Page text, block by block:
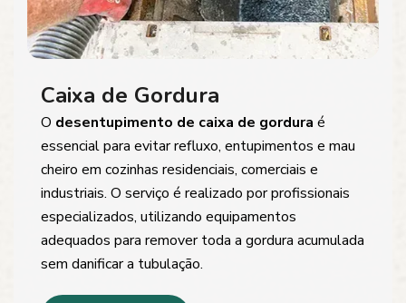
Caixa de Gordura
O desentupimento de caixa de gordura é
essencial para evitar refluxo, entupimentos e mau
cheiro em cozinhas residenciais, comerciais e
industriais. O serviço é realizado por profissionais
especializados, utilizando equipamentos
adequados para remover toda a gordura acumulada
sem danificar a tubulação.